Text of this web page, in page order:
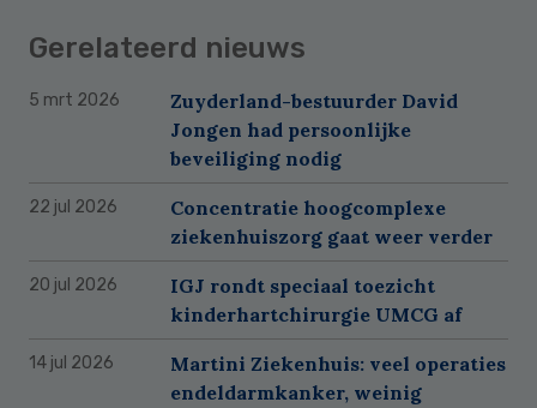
Gerelateerd nieuws
5 mrt 2026
Zuyderland-bestuurder David
Jongen had persoonlijke
beveiliging nodig
22 jul 2026
Concentratie hoogcomplexe
ziekenhuiszorg gaat weer verder
20 jul 2026
IGJ rondt speciaal toezicht
kinderhartchirurgie UMCG af
14 jul 2026
Martini Ziekenhuis: veel operaties
endeldarmkanker, weinig